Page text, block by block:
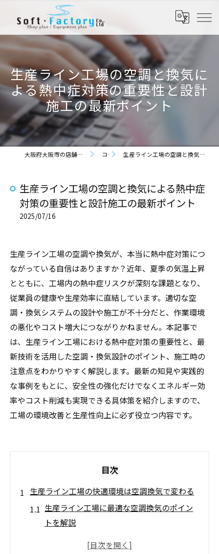
生産ライン工場の空調と換気に
よる熱中症対策の重要性と設計
施工の最新ポイント
大阪府大阪市の店舗設計なら株式会社ソフト・ファクトリー コラム 生産ライン工場の空調と換気による熱中症対策の重要性と設計施工の最新ポイント
生産ライン工場の空調と換気による熱中症
対策の重要性と設計施工の最新ポイント
2025/07/16
生産ライン工場の空調や換気が、本当に熱中症対策につ
ながっている自信はありますか？近年、夏季の気温上昇
とともに、工場内の熱中症リスクが深刻な課題となり、
従業員の健康や生産効率に直結しています。適切な空
調・換気システムの設計や施工が不十分だと、作業環境
の悪化やコスト増大につながりかねません。本記事で
は、生産ライン工場における熱中症対策の重要性と、最
新技術を活用した空調・換気設計のポイント、施工時の
注意点をわかりやすく解説します。最新の知見や実践的
な事例をもとに、安全性の強化だけでなくエネルギー効
率やコスト削減も実現できる具体策を紹介しますので、
工場の環境改善と生産性向上に必ず役立つ内容です。
目次
生産ライン工場の快適環境は空調換気で変わる
生産ライン工場に最適な空調換気のポイン
トを解説
空調換気が作業環境改善に与える影響とは